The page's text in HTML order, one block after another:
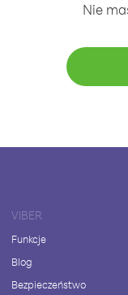
Nie
VIBER
Funkcje
Blog
Bezpieczeństwo